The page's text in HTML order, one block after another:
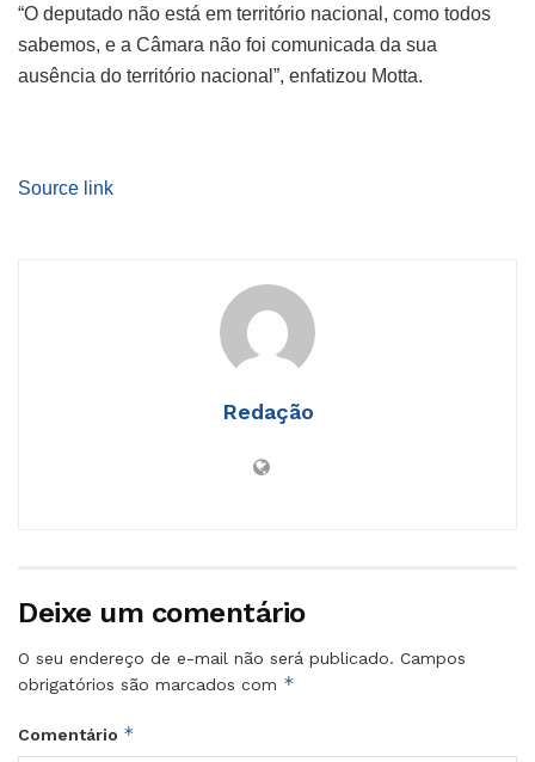
“O deputado não está em território nacional, como todos
sabemos, e a Câmara não foi comunicada da sua
ausência do território nacional”, enfatizou Motta.
Source link
Redação
Deixe um comentário
O seu endereço de e-mail não será publicado. Campos
obrigatórios são marcados com *
Comentário *